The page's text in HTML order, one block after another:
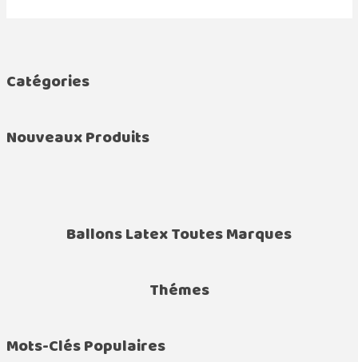
Catégories
Nouveaux Produits
Ballons Latex Toutes Marques
Thémes
Mots-Clés Populaires